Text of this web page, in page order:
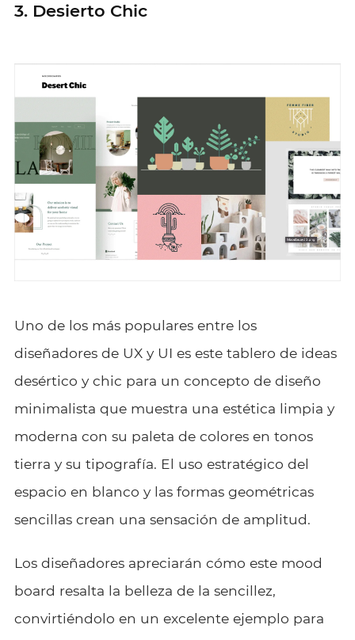
3. Desierto Chic
Uno de los más populares entre los
diseñadores de UX y UI es este tablero de ideas
desértico y chic para un concepto de diseño
minimalista que muestra una estética limpia y
moderna con su paleta de colores en tonos
tierra y su tipografía. El uso estratégico del
espacio en blanco y las formas geométricas
sencillas crean una sensación de amplitud.
Los diseñadores apreciarán cómo este mood
board resalta la belleza de la sencillez,
convirtiéndolo en un excelente ejemplo para